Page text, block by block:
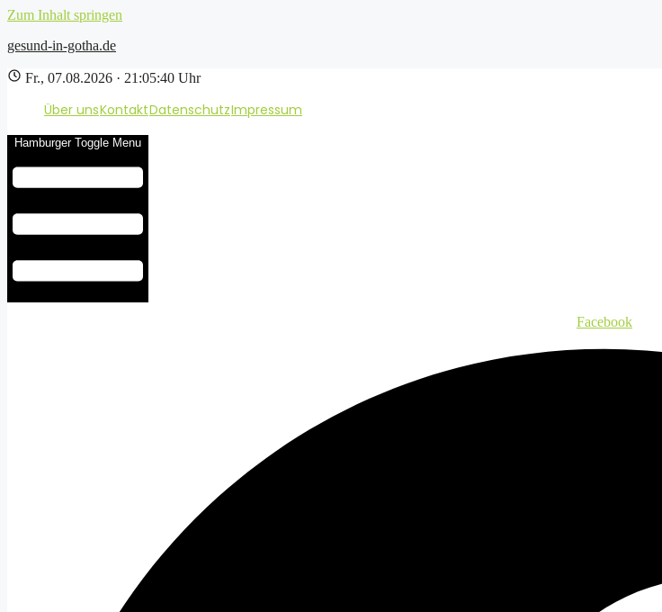
Zum Inhalt springen
gesund-in-gotha.de
Fr., 07.08.2026 · 21:05:41 Uhr
Über unsKontaktDatenschutzImpressum
Hamburger Toggle Menu
Facebook